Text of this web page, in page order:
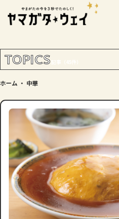
TOPICS 記事（45件）
ホーム ・ 中華